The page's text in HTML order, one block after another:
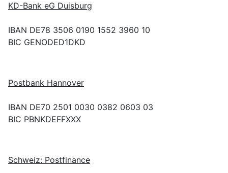
KD-Bank eG Duisburg
IBAN DE78 3506 0190 1552 3960 10
BIC GENODED1DKD
Postbank Hannover
IBAN DE70 2501 0030 0382 0603 03
BIC PBNKDEFFXXX
Schweiz: Postfinance